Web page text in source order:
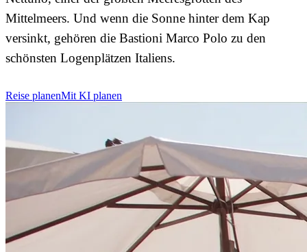
Mittelmeers. Und wenn die Sonne hinter dem Kap
versinkt, gehören die Bastioni Marco Polo zu den
schönsten Logenplätzen Italiens.
Reise planenMit KI planen